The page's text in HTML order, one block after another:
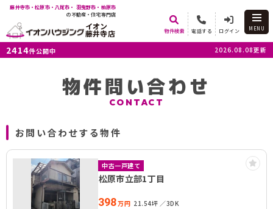
藤井寺市・松原市・八尾市・ 羽曳野市・柏原市
の不動産・住宅専門店
イオン
藤井寺店 物件検索 電話する ログイン MENU
2414件公開中 2026.08.08更新
物件問い合わせ
CONTACT
お問い合わせする物件
中古一戸建て
松原市立部1丁目
398万円 21.54坪
3DK